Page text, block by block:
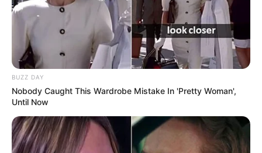
Laras Kinanda Nyimas Ratu Rafa
BUZZ DAY
Nobody Caught This Wardrobe Mistake In 'Pretty Woman',
Until Now